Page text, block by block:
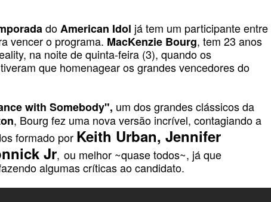
doAmerican Idol já tem um participante entre
vencer o programa. MacKenzie Bourg, tem 23 anos
na noite de quinta-feira (3), quando os
tiveram que homenagear os grandes vencedores do
with Somebody", um dos grandes clássicosda
, Bourg fez uma nova versão incrível, contagiando a
formado por Keith Urban, Jennifer
Jr, ou melhor ~quase todos~, já que
algumas críticas ao candidato.